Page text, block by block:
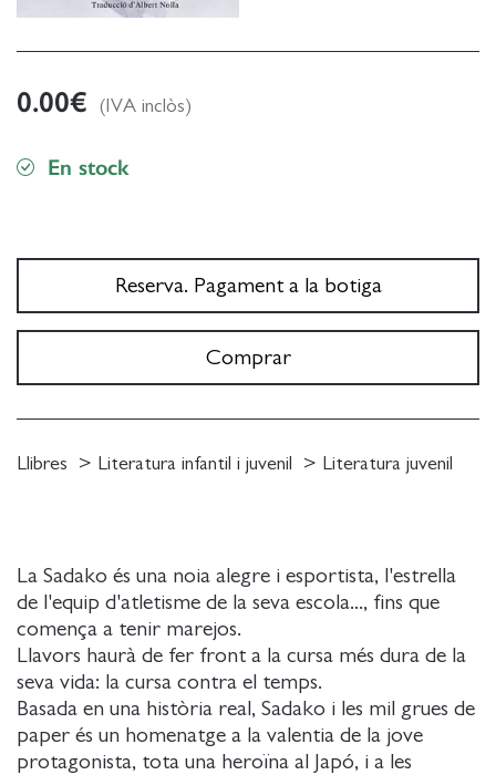
La Sadako és una noia alegre i esportista, l'estrella
de l'equip d'atletisme de la seva escola..., fins que
comença a tenir marejos.
Llavors haurà de fer front a la cursa més dura de la
seva vida: la cursa contra el temps.
Basada en una història real, Sadako i les mil grues de
paper és un homenatge a la valentia de la jove
protagonista, tota una heroïna al Japó, i a les
0.00€ (IVA inclòs)
En stock
Reserva. Pagament a la botiga
Comprar
Llibres Literatura infantil i juvenil Literatura juvenil